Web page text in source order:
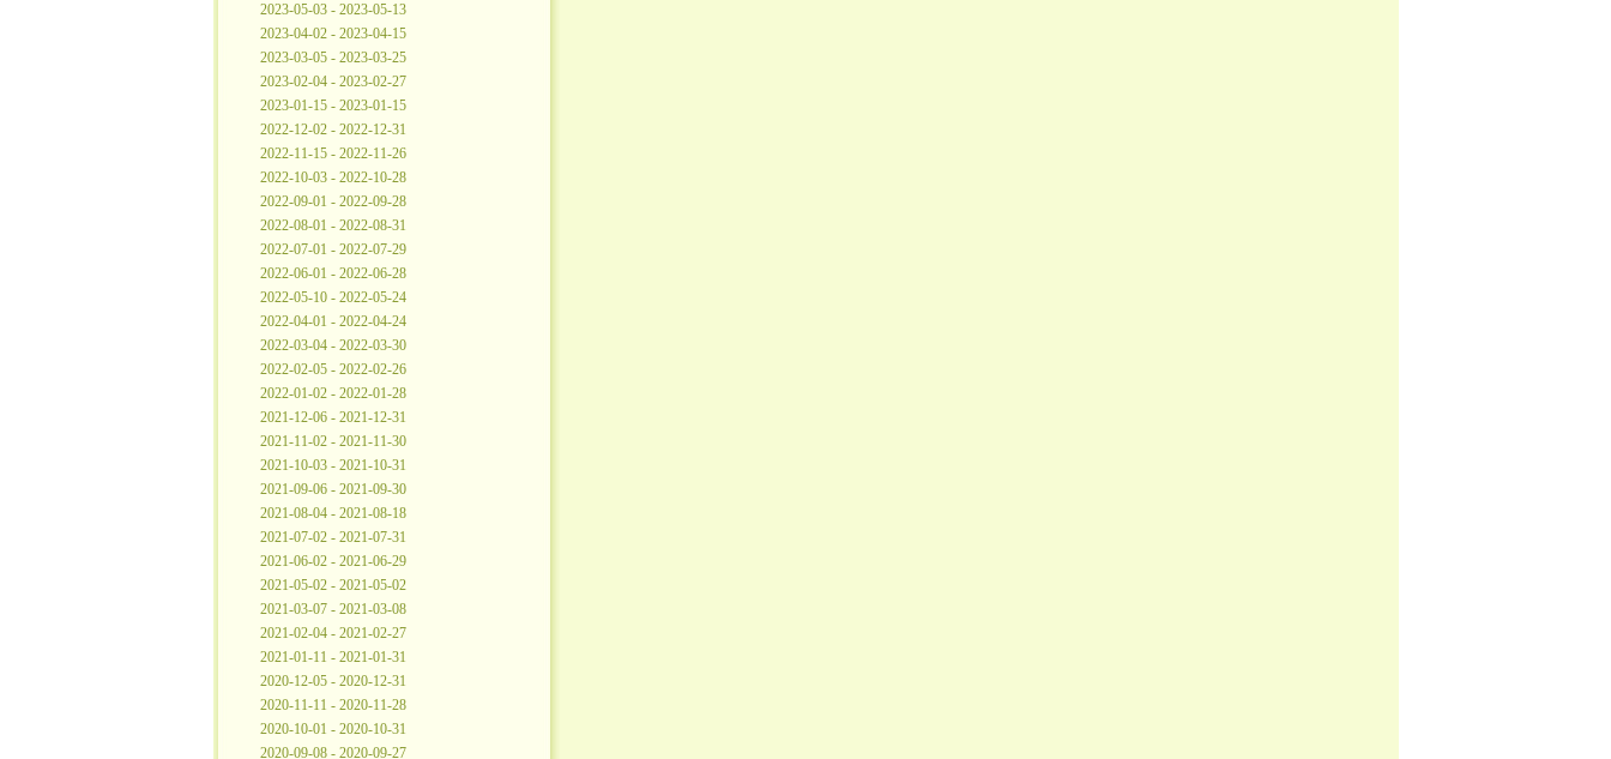
2023-05-03 - 2023-05-13
2023-04-02 - 2023-04-15
2023-03-05 - 2023-03-25
2023-02-04 - 2023-02-27
2023-01-15 - 2023-01-15
2022-12-02 - 2022-12-31
2022-11-15 - 2022-11-26
2022-10-03 - 2022-10-28
2022-09-01 - 2022-09-28
2022-08-01 - 2022-08-31
2022-07-01 - 2022-07-29
2022-06-01 - 2022-06-28
2022-05-10 - 2022-05-24
2022-04-01 - 2022-04-24
2022-03-04 - 2022-03-30
2022-02-05 - 2022-02-26
2022-01-02 - 2022-01-28
2021-12-06 - 2021-12-31
2021-11-02 - 2021-11-30
2021-10-03 - 2021-10-31
2021-09-06 - 2021-09-30
2021-08-04 - 2021-08-18
2021-07-02 - 2021-07-31
2021-06-02 - 2021-06-29
2021-05-02 - 2021-05-02
2021-03-07 - 2021-03-08
2021-02-04 - 2021-02-27
2021-01-11 - 2021-01-31
2020-12-05 - 2020-12-31
2020-11-11 - 2020-11-28
2020-10-01 - 2020-10-31
2020-09-08 - 2020-09-27